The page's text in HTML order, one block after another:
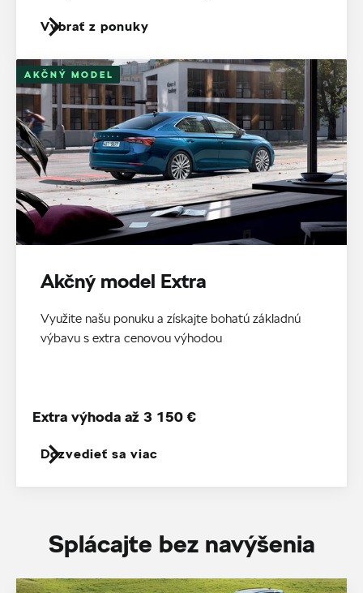
Vybrať z ponuky
AKČNÝ MODEL
Akčný model Extra
Využite našu ponuku a získajte bohatú základnú
výbavu s extra cenovou výhodou
Dozvedieť sa viac
Extra výhoda až 3 150 €
Splácajte bez navýšenia